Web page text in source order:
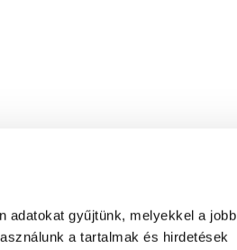
adatokat gyűjtünk, melyekkel a jobb
a tartalmak és hirdetések